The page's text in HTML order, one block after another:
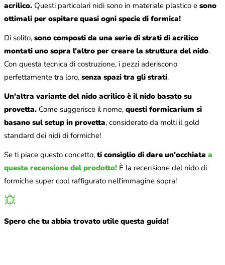
acrilico. Questi particolari nidi sono in materiale plastico e sono
ottimali per ospitare quasi ogni specie di formica!
Di solito, sono composti da una serie di strati di acrilico
montati uno sopra l'altro per creare la struttura del nido.
Con questa tecnica di costruzione, i pezzi aderiscono
perfettamente tra loro, senza spazi tra gli strati.
Un'altra variante del nido acrilico è il nido basato su
provetta. Come suggerisce il nome, questi formicarium si
basano sul setup in provetta, considerato da molti il gold
standard dei nidi di formiche!
Se ti piace questo concetto,ti consiglio di dare un'occhiata a
questa recensione del prodotto! È la recensione del nido di
formiche super cool raffigurato nell'immagine sopra!
Spero che tu abbia trovato utile questa guida!